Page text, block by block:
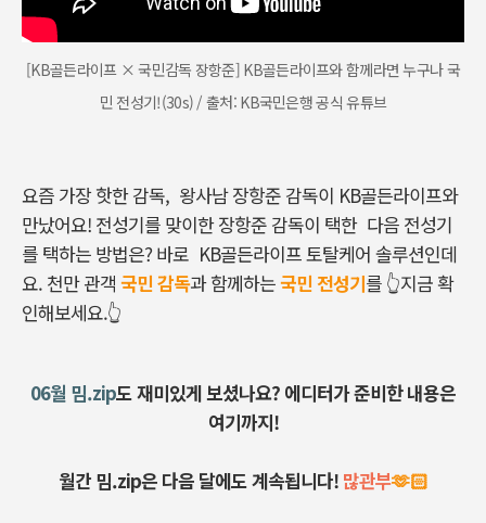
[KB골든라이프 × 국민감독 장항준] KB골든라이프와 함께라면 누구나 국
민 전성기!(30s) / 출처: KB국민은행 공식 유튜브
요즘 가장 핫한 감독, 왕사남 장항준 감독이 KB골든라이프와
만났어요! 전성기를 맞이한 장항준 감독이 택한 다음 전성기
를 택하는 방법은? 바로 KB골든라이프 토탈케어 솔루션인데
요. 천만 관객 국민 감독과 함께하는국민 전성기를 👆지금 확
인해보세요.👆
06월 밈.zip도 재미있게 보셨나요? 에디터가 준비한 내용은
여기까지!
월간 밈.zip은 다음 달에도 계속됩니다! 많관부🫶🏻